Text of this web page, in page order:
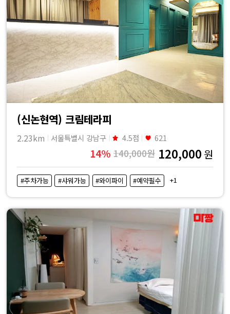
(신논현역) 크림테라피
2.23km 서울특별시 강남구 4.5점 621
14% 140,000원 120,000 원
#주차가능 #샤워가능 #와이파이 #예약필수 +1